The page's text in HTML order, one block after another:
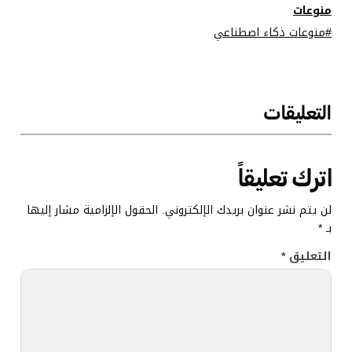
منوعات
منوعات ذكاء اصطناعي
التعليقات
اترك تعليقاً
لن يتم نشر عنوان بريدك الإلكتروني. الحقول الإلزامية مشار إليها
بـ*
التعليق*